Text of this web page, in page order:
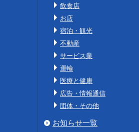
飲食店
お店
宿泊・観光
不動産
サービス業
運輸
医療と健康
広告・情報通信
団体・その他
お知らせ一覧